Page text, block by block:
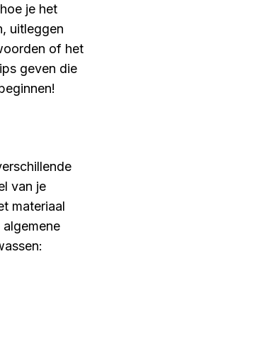
je het
uitleggen
of het
geven die
van je
materiaal